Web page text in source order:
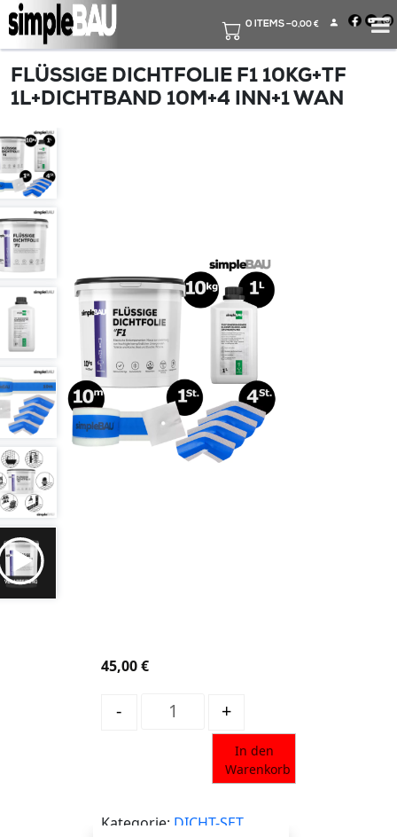
Skip
to
content
0 ITEMS –0,00€
FLÜSSIGE DICHTFOLIE F1 10KG+TF
1L+DICHTBAND 10M+4 INN+1 WAN
45,00€
- +
In den
Warenkorb
Kategorie: DICHT-SET